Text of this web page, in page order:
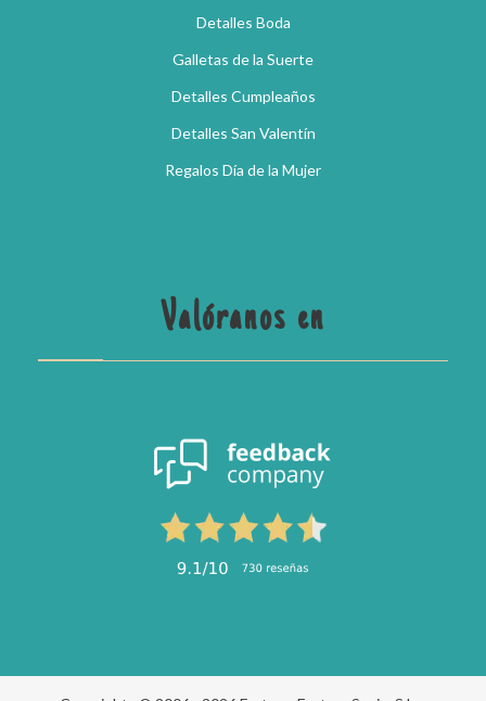
Detalles Boda
Galletas de la Suerte
Detalles Cumpleaños
Detalles San Valentín
Regalos Día de la Mujer
Valóranos en